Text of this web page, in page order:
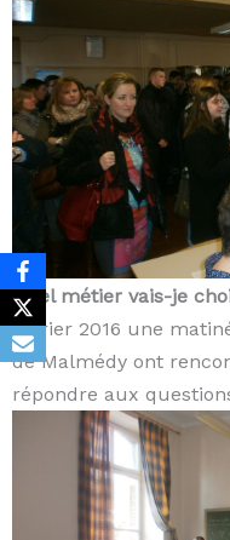
Quel métier vais-je
février 2016 une
de Malmédy ont
répondre aux